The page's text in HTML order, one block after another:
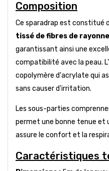
Composition
Ce sparadrap est constitué
tissé de fibres de rayonne
garantissant ainsi une
compatibilité avec la peau.
copolymère d'acrylate qui
sans causer d'irritation.
Les sous-parties
permet une bonne tenue et
assure le confort et la
Caractéristiques